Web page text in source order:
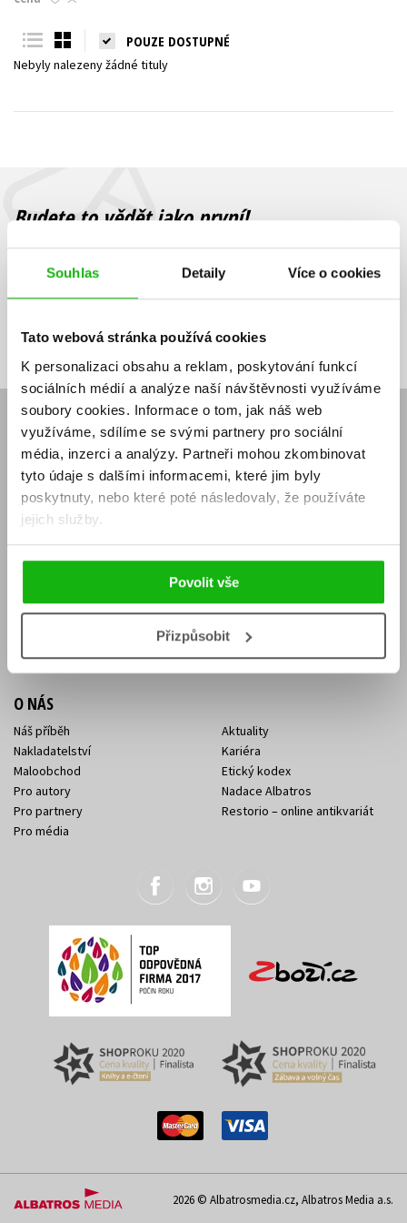
Souhlas Detaily Více o cookies
Tato webová stránka používá cookies
K personalizaci obsahu a reklam, poskytování funkcí
sociálních médií a analýze naší návštěvnosti využíváme
soubory cookies. Informace o tom, jak náš web
využíváme, sdílíme se svými partnery pro sociální
média, inzerci a analýzy. Partneři mohou zkombinovat
tyto údaje s dalšími informacemi, které jim byly
poskytnuty, nebo které poté následovaly, že používáte
jejich služby.
Povolit vše
Přizpůsobit
Young adult (SK)
Všechny tituly
POUZE DOSTUPNÉ
Nebyly nalezeny žádné tituly
Budete to vědět jako první!
Zajímá Vás, jaký knižní hit právě vychází, na jaké zboží je výhodná
sleva, jaká běží soutěž o ceny? Přihlášením k odběru našich e-
souhlasíte se zpracováním osobních údajů
mailová
adresa
mailová
adresa
Vaše e-mailová adresa Přihlásit se
E-SHOP
Aktuality
Naši autoři
Obchodní podmínky
Jak nakoupit
Knižní novinky
Dárkové poukazy
Affiliate program
KONTAKTY
Sídlo společnosti
Kontakty Albatros Media
O NÁS
Náš příběh
Nakladatelství
Maloobchod
Pro autory
Pro partnery
Pro média
Aktuality
Kariéra
Etický kodex
Nadace Albatros
Restorio – online antikvariát
2026 © Albatrosmedia.cz, Albatros Media a.s.